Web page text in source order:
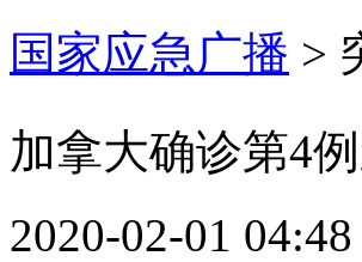
国家应急广播 >
加拿大确诊第4
2020-02-01 04:48